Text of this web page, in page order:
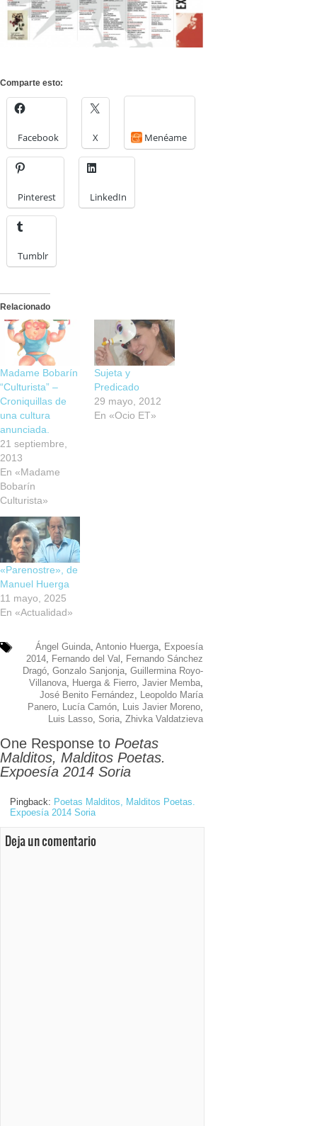
Comparte esto:
Facebook X Menéame
Pinterest LinkedIn
Tumblr
Relacionado
Madame Bobarín
“Culturista” –
Croniquillas de
una cultura
anunciada.
21 septiembre,
2013
En «Madame
Bobarín
Culturista»
Sujeta y
Predicado
29 mayo, 2012
En «Ocio ET»
«Parenostre», de
Manuel Huerga
11 mayo, 2025
En «Actualidad»
Ángel Guinda, Antonio Huerga, Expoesía
2014, Fernando del Val
Fernando Sánchez
Dragó, Gonzalo Sanjonja, Guillermina Royo-
Villanova, Huerga & Fierro, Javier Memba,
José Benito Fernández
Leopoldo María
Panero, Lucía Camón, Luis Javier Moreno,
Luis Lasso, Soria, Zhivka Valdatzieva
One Response to Poetas
Malditos, Malditos Poetas.
Expoesía 2014 Soria
Pingback: Poetas Malditos, Malditos Poetas.
Expoesía 2014 Soria
Deja un comentario